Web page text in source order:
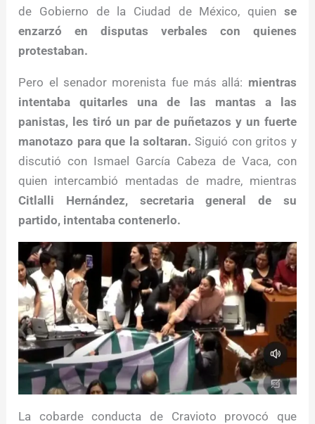
de Gobierno de la Ciudad de México, quien se
enzarzó en disputas verbales con quienes
protestaban.
Pero el senador morenista fue más allá: mientras
intentaba quitarles una de las mantas a las
panistas, les tiró un par de puñetazos y un fuerte
manotazo para que la soltaran. Siguió con gritos y
discutió con Ismael García Cabeza de Vaca, con
quien intercambió mentadas de madre, mientras
Citlalli Hernández, secretaria general de su
partido, intentaba contenerlo.
La cobarde conducta de Cravioto provocó que